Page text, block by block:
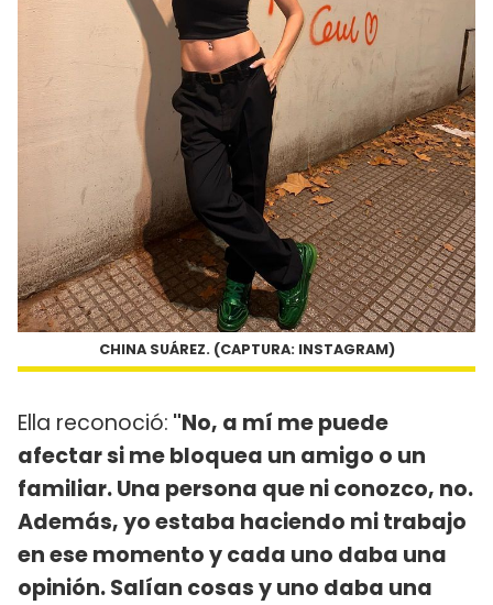
CHINA SUÁREZ. (CAPTURA: INSTAGRAM)
Ella reconoció: "No, a mí me puede
afectar si me bloquea un amigo o un
familiar. Una persona que ni conozco, no.
Además, yo estaba haciendo mi trabajo
en ese momento y cada uno daba una
opinión. Salían cosas y uno daba una